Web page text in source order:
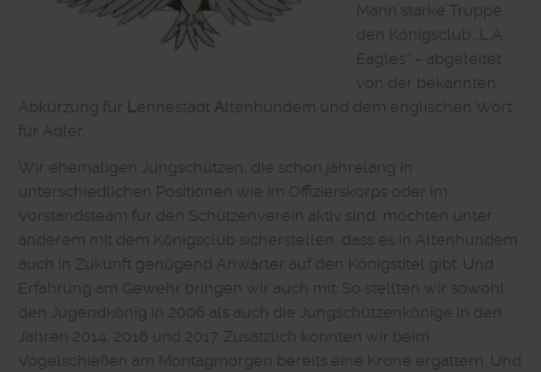
Mann starke Truppe
den Königsclub „L.A.
Eagles“ – abgeleitet
von der bekannten
Abkürzung für Lennestadt Altenhundem und dem englischen Wort
für Adler.
Wir ehemaligen Jungschützen, die schon jahrelang in
unterschiedlichen Positionen wie im Offizierskorps oder im
Vorstandsteam für den Schützenverein aktiv sind, möchten unter
anderem mit dem Königsclub sicherstellen, dass es in Altenhundem
auch in Zukunft genügend Anwärter auf den Königstitel gibt. Und
Erfahrung am Gewehr bringen wir auch mit: So stellten wir sowohl
den Jugendkönig in 2006 als auch die Jungschützenkönige in den
Jahren 2014, 2016 und 2017. Zusätzlich konnten wir beim
Vogelschießen am Montagmorgen bereits eine Krone ergattern. Und